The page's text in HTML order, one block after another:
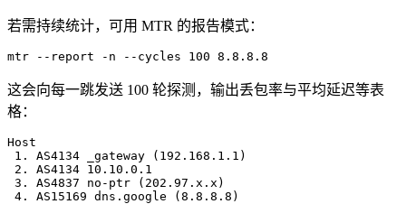
若需持续统计，可用 MTR 的报告模式：
mtr --report -n --cycles 100 8.8.8.8
这会向每一跳发送 100 轮探测，输出丢包率与平均延迟等表
格：
Host
1. AS4134 _gateway (192.168.1.1)
2. AS4134 10.10.0.1
3. AS4837 no-ptr (202.97.x.x)
4. AS15169 dns.google (8.8.8.8)